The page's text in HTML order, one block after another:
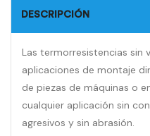
DESCRIPCIÓN
Las termorresistencias sin
aplicaciones de montaje
de piezas de máquinas o
cualquier aplicación sin
agresivos y sin abrasión.